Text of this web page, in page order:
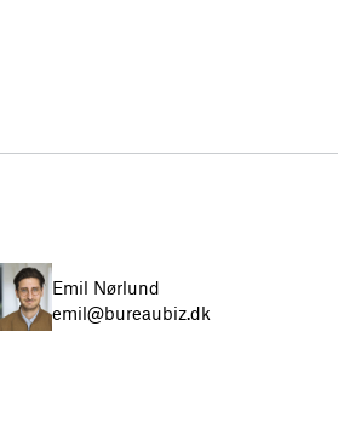
Emil Nørlund
emil@bureaubiz.dk